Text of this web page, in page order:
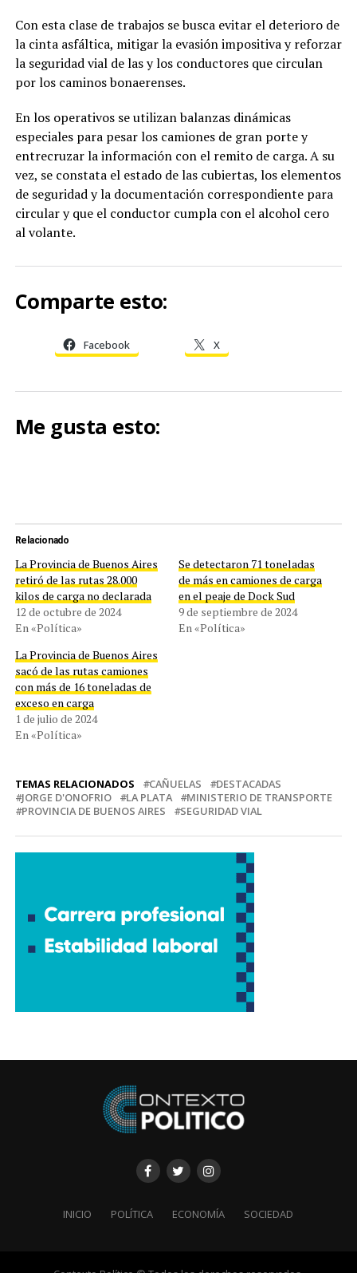
Con esta clase de trabajos se busca evitar el deterioro de
la cinta asfáltica, mitigar la evasión impositiva y reforzar
la seguridad vial de las y los conductores que circulan
por los caminos bonaerenses.
En los operativos se utilizan balanzas dinámicas
especiales para pesar los camiones de gran porte y
entrecruzar la información con el remito de carga. A su
vez, se constata el estado de las cubiertas, los elementos
de seguridad y la documentación correspondiente para
circular y que el conductor cumpla con el alcohol cero
al volante.
Comparte esto:
Facebook X
Me gusta esto:
Relacionado
La Provincia de Buenos Aires
retiró de las rutas 28.000
kilos de carga no declarada
12 de octubre de 2024
En «Política»
Se detectaron 71 toneladas
de más en camiones de carga
en el peaje de Dock Sud
9 de septiembre de 2024
En «Política»
La Provincia de Buenos Aires
sacó de las rutas camiones
con más de 16 toneladas de
exceso en carga
1 de julio de 2024
En «Política»
TEMAS RELACIONADOS CAÑUELAS
DESTACADAS
JORGE D'ONOFRIO
LA PLATA
MINISTERIO DE TRANSPORTE
PROVINCIA DE BUENOS AIRES
SEGURIDAD VIAL
INICIO POLÍTICA ECONOMÍA SOCIEDAD